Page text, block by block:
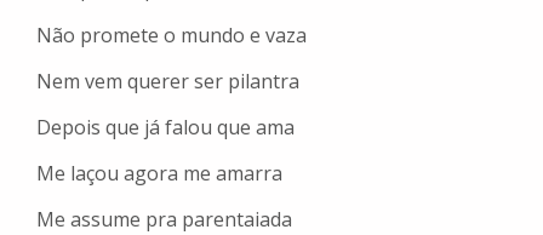
Não promete o mundo e vaza
Nem vem querer ser pilantra
Depois que já falou que ama
Me laçou agora me amarra
Me assume pra parentaiada